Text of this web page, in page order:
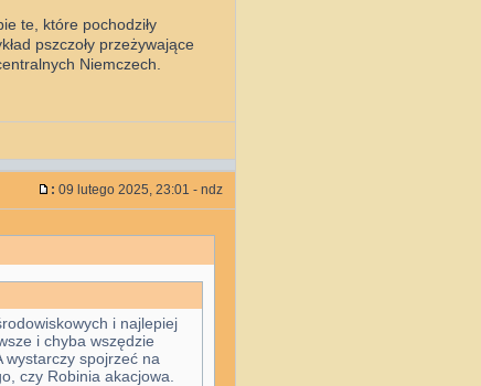
te, które pochodziły
pszczoły przeżywające
Niemczech.
: 09 lutego 2025, 23:01 - ndz
i najlepiej
i chyba wszędzie
spojrzeć na
czy Robinia akacjowa.